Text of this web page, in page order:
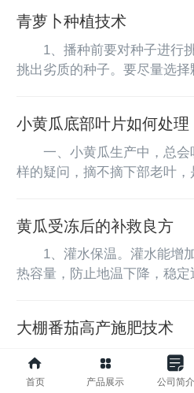
养分，导致生长瘦弱。间苗、
时，拔除病苗、弱苗、虫苗、
壮苗，同时拔除田间杂草。　
工作，一般每亩追施尿素8-10
斤。　　3、做好病虫防治工
前商无病害发生，主要应抓好
治工作，常见...
青萝卜种植技术
1、播种前要对种子进行挑
挑出劣质的种子。要尽量选择
种量为每667平方米（每亩）
克。种子播下后，为了防止
水分散失，要及时覆土。覆土
露，覆土完成后，要及时脚踏
保持播种地的墒情，以便种苗
然后就是等待着青萝卜生长出
小黄瓜底部叶片如何处理
一、小黄瓜生产中，总会
样的疑问，摘不摘下部老叶，
落蔓，这样效果才好。　　1、
老叶好处多　　2、地膜有用
用有限。棚内铺设地膜对于降
染病更易，且会逐步向上感染
费用肯定多于雇工的劳务费用
一说无从谈...
黄瓜受冻后的补救良方
1、灌水保温。灌水能增
热容量，防止地温下降，稳定
温。黄瓜受冻后，不能立即闭
温，只能放风降温，以使棚内
慢上升，避免温度急骤上升而
大棚番茄高产施肥技术
1、番茄生长期长，可连续
结果，耐肥，产量高，根系
首页 产品展示 公司简介